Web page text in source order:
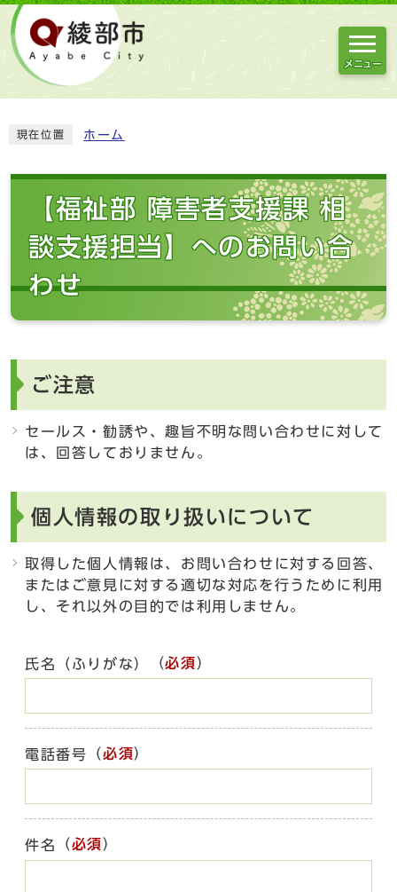
メニュー
現在位置 ホーム
【福祉部 障害者支援課 相
談支援担当】へのお問い合
わせ
ご注意
セールス・勧誘や、趣旨不明な問い合わせに対して
は、回答しておりません。
個人情報の取り扱いについて
取得した個人情報は、お問い合わせに対する回答、
またはご意見に対する適切な対応を行うために利用
し、それ以外の目的では利用しません。
氏名（ふりがな） （必須）
電話番号 （必須）
件名 （必須）